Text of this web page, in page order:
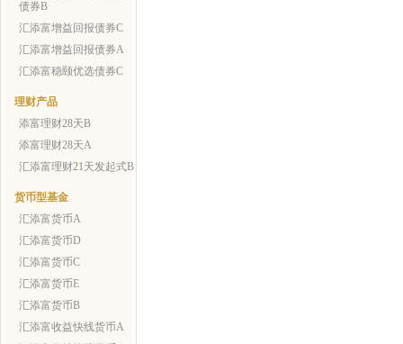
债券B
汇添富增益回报债券C
汇添富增益回报债券A
汇添富稳颐优选债券C
理财产品
添富理财28天B
添富理财28天A
汇添富理财21天发起式B
货币型基金
汇添富货币A
汇添富货币D
汇添富货币C
汇添富货币E
汇添富货币B
汇添富收益快线货币A